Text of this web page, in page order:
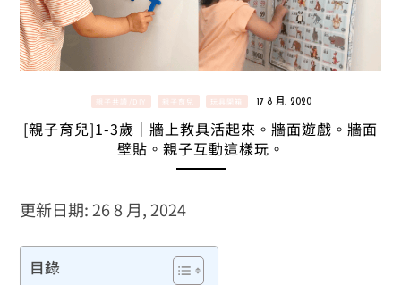
親子共讀/DIY 親子育兒 玩具開箱 17 8 月, 2020
[親子育兒]1-3歲｜牆上教具活起來。牆面遊戲。牆面
壁貼。親子互動這樣玩。
更新日期: 26 8 月, 2024
目錄